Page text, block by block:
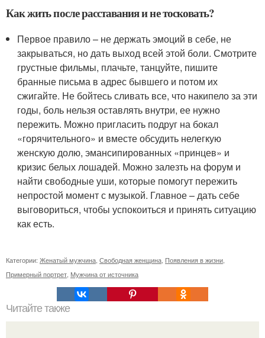
Как жить после расставания и не тосковать?
Первое правило – не держать эмоций в себе, не
закрываться, но дать выход всей этой боли. Смотрите
грустные фильмы, плачьте, танцуйте, пишите
бранные письма в адрес бывшего и потом их
сжигайте. Не бойтесь сливать все, что накипело за эти
годы, боль нельзя оставлять внутри, ее нужно
пережить. Можно пригласить подруг на бокал
«горячительного» и вместе обсудить нелегкую
женскую долю, эмансипированных «принцев» и
кризис белых лошадей. Можно залезть на форум и
найти свободные уши, которые помогут пережить
непростой момент с музыкой. Главное – дать себе
выговориться, чтобы успокоиться и принять ситуацию
как есть.
Категории: Женатый мужчина Свободная женщина Появления в жизни
Примерный портрет Мужчина от источника
Читайте также